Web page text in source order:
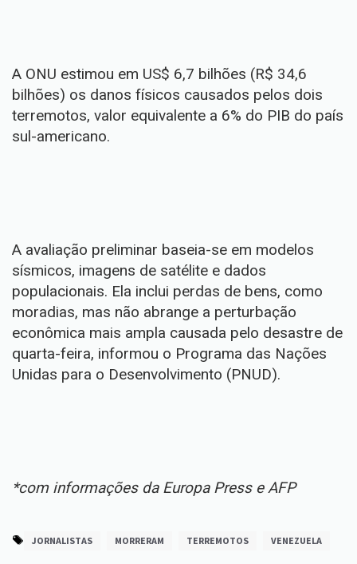
A ONU estimou em US$ 6,7 bilhões (R$ 34,6
bilhões) os danos físicos causados pelos dois
terremotos, valor equivalente a 6% do PIB do país
sul-americano.
A avaliação preliminar baseia-se em modelos
sísmicos, imagens de satélite e dados
populacionais. Ela inclui perdas de bens, como
moradias, mas não abrange a perturbação
econômica mais ampla causada pelo desastre de
quarta-feira, informou o Programa das Nações
Unidas para o Desenvolvimento (PNUD).
*com informações da Europa Press e AFP
JORNALISTAS MORRERAM TERREMOTOS VENEZUELA